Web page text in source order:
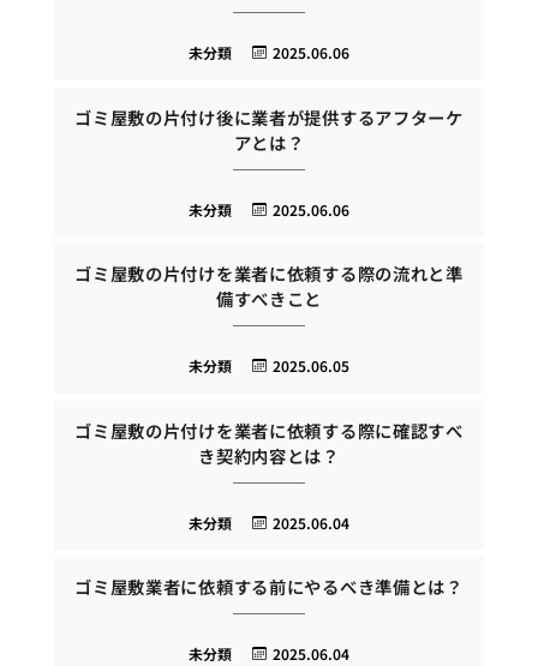
2025.06.06
未分類
ゴミ屋敷の片付け後に業者が提供するアフターケ
アとは？
2025.06.06
未分類
ゴミ屋敷の片付けを業者に依頼する際の流れと準
備すべきこと
2025.06.05
未分類
ゴミ屋敷の片付けを業者に依頼する際に確認すべ
き契約内容とは？
2025.06.04
未分類
ゴミ屋敷業者に依頼する前にやるべき準備とは？
2025.06.04
未分類